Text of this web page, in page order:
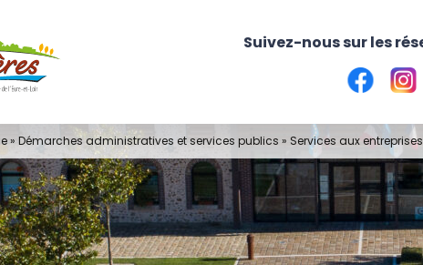
» Démarches administratives et services publics » Services aux entreprises